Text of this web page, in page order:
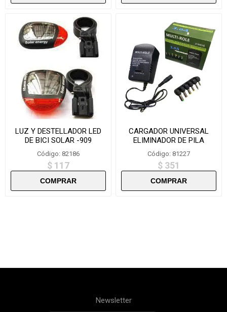
LUZ Y DESTELLADOR LED
DE BICI SOLAR -909
Código: 82186
$ 117
CARGADOR UNIVERSAL
ELIMINADOR DE PILA
ETE6225
Código: 81227
$ 351
Newsletter